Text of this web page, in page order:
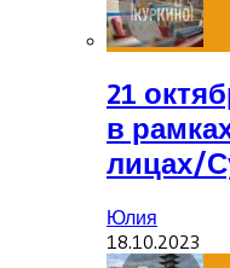
21
в
лицах/
Юлия
18.10.2023